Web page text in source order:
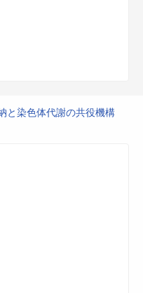
と染色体代謝の共役機構